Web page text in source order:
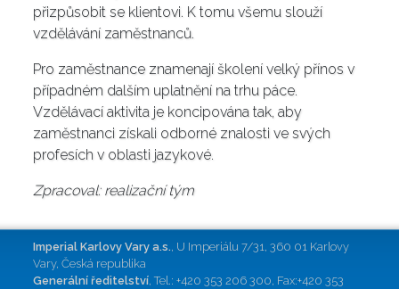
přizpůsobit se klientovi. K tomu všemu slouží
vzdělávání zaměstnanců.
Pro zaměstnance znamenají školení velký přínos v
případném dalším uplatnění na trhu páce.
Vzdělávací aktivita je koncipována tak, aby
zaměstnanci získali odborné znalosti ve svých
profesích v oblasti jazykové.
Zpracoval: realizační tým
Imperial Karlovy Vary a.s., U Imperiálu 7/31, 360 01 Karlovy
Vary, Česká republika
Generální ředitelství, Tel.: +420 353 206 300, Fax:+420 353